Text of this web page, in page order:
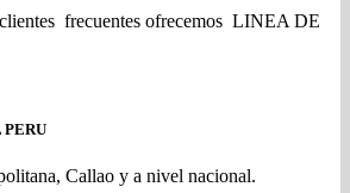
frecuentes ofrecemos LINEA DE
PERU
Callao y a nivel nacional.